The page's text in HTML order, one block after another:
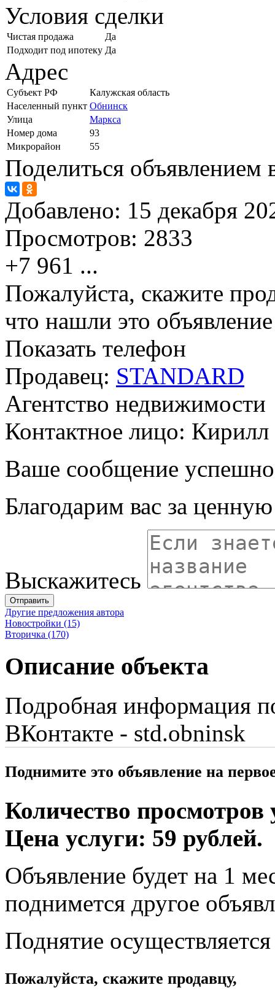
Условия сделки
Чистая продажа
Да
Подходит под ипотеку Да
Адрес
Субъект РФ
Калужская область
Населенный пункт Обнинск
Улица
Маркса
Номер дома
93
Микрорайон
55
Поделиться объявлением
Добавлено: 15 декабря
Просмотров: 2833
+7 961 ...
Пожалуйста, скажите
что нашли это
Показать телефон
Продавец: STANDARD
Агентство недвижимости
Контактное лицо: Кирилл
Ваше сообщение успешно
Благодарим вас за
Выскажитесь
Отправить
Другие предложения автора
Новостройки (15)
Вторичка (170)
Описание объекта
Подробная информация
ВКонтакте - std.obninsk
Поднимите это объявление на
Количество просмотров
Цена услуги: 59 рублей.
Объявление будет на 1
поднимется другое
Поднятие
Пожалуйста, скажите продавцу,